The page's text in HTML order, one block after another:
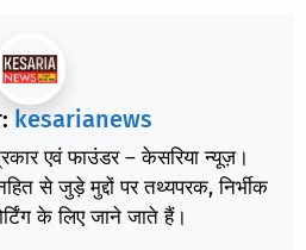
kesarianews
एवं फाउंडर – केसरिया न्यूज़।
से जुड़े मुद्दों पर तथ्यपरक, निर्भीक
के लिए जाने जाते हैं।